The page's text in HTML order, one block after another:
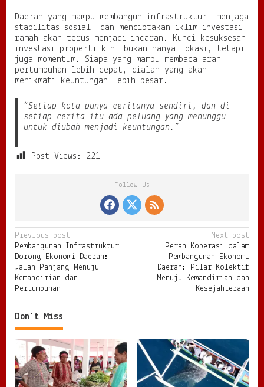
Daerah yang mampu membangun infrastruktur, menjaga
stabilitas sosial, dan menciptakan iklim investasi
ramah akan terus menjadi incaran. Kunci kesuksesan
investasi properti kini bukan hanya lokasi, tetapi
juga momentum. Siapa yang mampu membaca arah
pertumbuhan lebih cepat, dialah yang akan
menikmati keuntungan lebih besar.
“Setiap kota punya ceritanya sendiri, dan di
setiap cerita itu ada peluang yang menunggu
untuk diubah menjadi keuntungan.”
Post Views: 221
Follow Us
P
o
s
t
a
v
i
g
Previous post
Pembangunan Infrastruktur
Dorong Ekonomi Daerah:
Jalan Panjang Menuju
Kemandirian dan
Pertumbuhan
Next post
Peran Koperasi dalam
Pembangunan Ekonomi
Daerah: Pilar Kolektif
Menuju Kemandirian dan
Kesejahteraan
Don't Miss